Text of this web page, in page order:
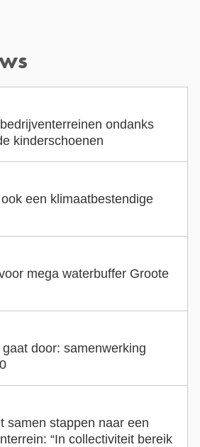
ondanks
kinderschoenen
een klimaatbestendige
mega waterbuffer Groote
door: samenwerking
samen stappen naar een
“In collectiviteit bereik